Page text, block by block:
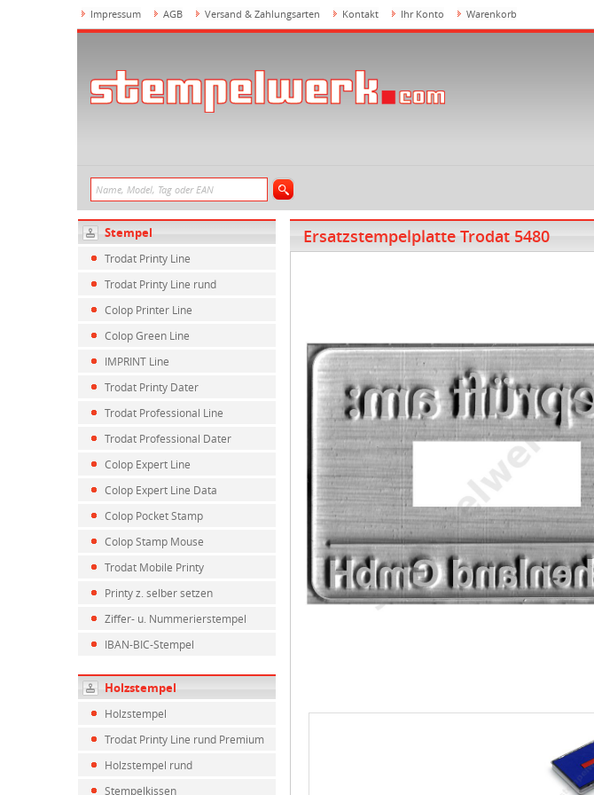
Impressum AGB Versand & Zahlungsarten Kontakt Ihr Konto Warenkorb
Stempel
Trodat Printy Line
Trodat Printy Line rund
Colop Printer Line
Colop Green Line
IMPRINT Line
Trodat Printy Dater
Trodat Professional Line
Trodat Professional Dater
Colop Expert Line
Colop Expert Line Data
Colop Pocket Stamp
Colop Stamp Mouse
Trodat Mobile Printy
Printy z. selber setzen
Ziffer- u. Nummerierstempel
IBAN-BIC-Stempel
Holzstempel
Holzstempel
Trodat Printy Line rund Premium
Holzstempel rund
Stempelkissen
Ersatzstempelplatte Trodat 5480